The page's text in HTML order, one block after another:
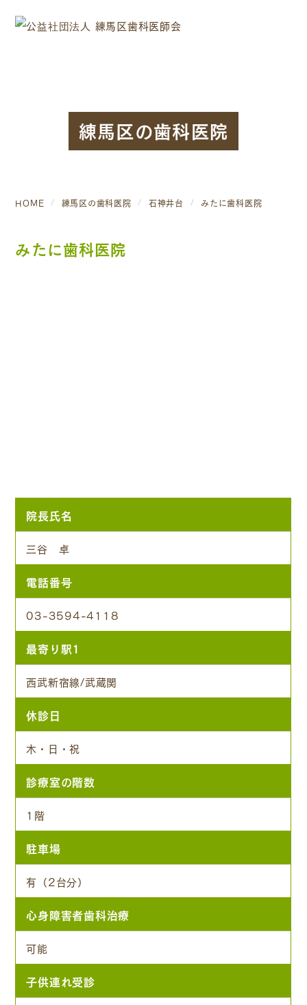
練馬区の歯科医院
HOME 練馬区の歯科医院 石神井台 みたに歯科医院
みたに歯科医院
院長氏名
三谷 卓
電話番号
03-3594-4118
最寄り駅1
西武新宿線/武蔵関
休診日
木・日・祝
診療室の階数
1階
駐車場
有（2台分）
心身障害者歯科治療
可能
子供連れ受診